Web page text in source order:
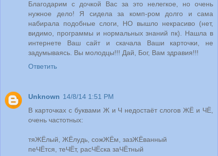
Благодарим с дочкой Вас за это нелегкое, но очень
нужное дело! Я сидела за комп-ром долго и сама
набирала подобные слоги, НО вышло некрасиво (нет,
видимо, программы и нормальных знаний пк). Нашла в
интернете Ваш сайт и скачала Ваши карточки, не
задумываясь. Вы молодцы!!! Дай, Бог, Вам здравия!!!
Ответить
Unknown 14/8/14 1:51 PM
В карточках с буквами Ж и Ч недостаёт слогов ЖЁ и ЧЁ,
очень частотных:
тяЖЁлый, ЖЁлудь, сожЖЁм, зазЖЁванный
пеЧЁтся, теЧЁт, расЧЁска заЧЁтный